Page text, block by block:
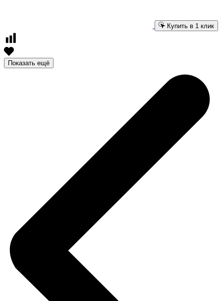
Купить в 1 клик
Показать ещё